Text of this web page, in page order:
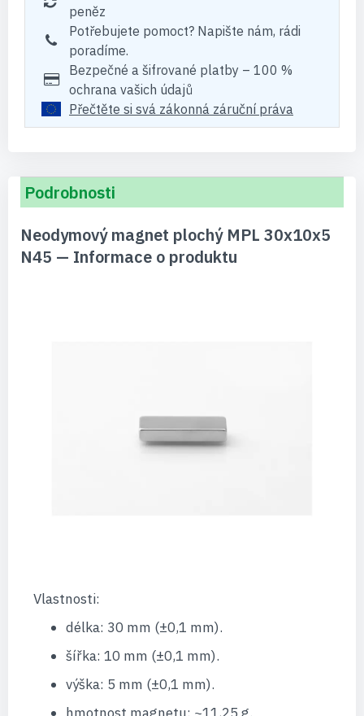
peněz
Potřebujete pomoct? Napište nám, rádi
poradíme.
Bezpečné a šifrované platby – 100 %
ochrana vašich údajů
Přečtěte si svá zákonná záruční práva
Podrobnosti
Neodymový magnet plochý MPL 30x10x5
N45 — Informace o produktu
Vlastnosti:
délka: 30 mm (±0,1 mm).
šířka: 10 mm (±0,1 mm).
výška: 5 mm (±0,1 mm).